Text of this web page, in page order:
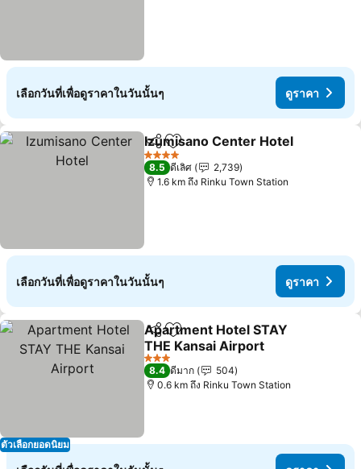
เลือกวันที่เพื่อดูราคาในวันนั้นๆ ดูราคา
แชร์ เพิ่มในรายการโปรด
Izumisano Center Hotel
4 ดาว
8.5 ดีเลิศ
2,739
1.6 km ถึง Rinku Town Station
เลือกวันที่เพื่อดูราคาในวันนั้นๆ ดูราคา
ตัวเลือกยอดนิยม
แชร์ เพิ่มในรายการโปรด
Apartment Hotel STAY
THE Kansai Airport
3 ดาว
8.4 ดีมาก
504
0.6 km ถึง Rinku Town Station